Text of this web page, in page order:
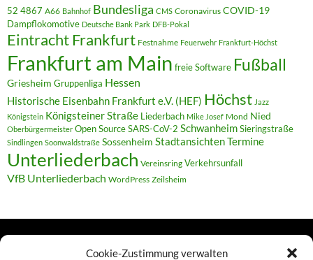
Cookie-Zustimmung verwalten
52 4867 A66 Bahnhof Bundesliga CMS Coronavirus COVID-19
Dampflokomotive Deutsche Bank Park DFB-Pokal
Eintracht Frankfurt Festnahme Feuerwehr Frankfurt-Höchst
Frankfurt am Main freie Software Fußball
Griesheim Gruppenliga Hessen
Historische Eisenbahn Frankfurt e.V. (HEF) Höchst Jazz
Königstein Königsteiner Straße Liederbach Mike Josef Mond Nied
Oberbürgermeister Open SourceSARS-CoV-2 SchwanheimSieringstraße
Sindlingen Soonwaldstraße Sossenheim StadtansichtenTermine
Unterliederbach Vereinsring Verkehrsunfall
VfB Unterliederbach WordPress Zeilsheim